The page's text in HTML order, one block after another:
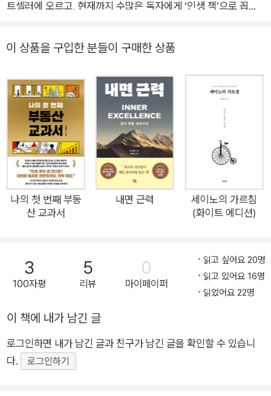
트셀러에 오르고, 현재까지 수많은 독자에게 ‘인생 책’으로 꼽히
튜브 채널 〈월급쟁이부자들〉에서 부의 정신을 갖추기 위해 읽어
름이 끼칠 만큼 부의 철학에 대해 제대로 이야기한 책”이라며 한
문장 한 문장 곱씹으며 읽기를 권한다. 독자들은 냉철하고도 따뜻
한 가르침을 통해 비로소 돈 버는 방법을 알게 되었다며 극찬을
아끼지 않았다. 부의 진정한 철학을 알고 싶은 사람들이 이 책을
읽으며 마음속에 저마다의 황금 씨앗을 품게 되기를 바라며, 이번
골드씨드 에디션은 고급스러운 하드커버와 금박으로 소장 가치
를 높였다. 가난했던 한 아빠가 부자가 되기까지 지녔던 소신과
개념, 원칙을 솔직하고 다정한 목소리로 알려주는 부의 보물 지도
같은 책이다. 부에 대한 정의를 일깨워주고, 부를 향한 길로 안내
과 논픽션이 절반씩 차지하는 독특한 구성이다. 각 장마다 ‘지혜
로운 현자’인 부자 정원사가 주인공으로 등장해 ‘부를 가꾸는 과
에서 얻은 부의 원칙들을 명료하게 정리해놓았다. 20대 아들에
게 들려주기 위해 3년간 써 내려간 기록으로, 잔소리나 일장 연설
혹은 충고나 자랑처럼 들리지 않기 위해 고심한 저자의 세심한 배
려가 돋보인다. 덕분에 20~30대 사회 초년생은 물론 삶의 기준
이 상품을 구입한 분들이 구매한 상품
나의 첫 번째 부동
산 교과서
내면 근력
세이노의 가르침
(화이트 에디션)
3
100자평
5
리뷰
0
마이페이퍼
읽고 싶어요 20명
읽고 있어요 16명
읽었어요 22명
이 책에 내가 남긴 글
로그인하면 내가 남긴 글과 친구가 남긴 글을 확인할 수 있습니
다.
로그인하기